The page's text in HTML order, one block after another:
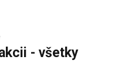
- všetky